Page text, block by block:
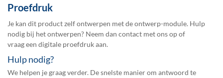
Proefdruk
Je kan dit product zelf ontwerpen met de ontwerp-module. Hulp
nodig bij het ontwerpen? Neem dan contact met ons op of
vraag een digitale proefdrukaan.
Hulp nodig?
We helpen je graag verder. De snelste manier om antwoord te